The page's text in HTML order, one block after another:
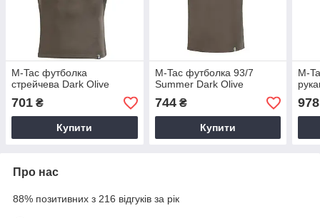
M-Tac футболка
стрейчева Dark Olive
701 ₴
Купити
M-Tac футболка 93/7
Summer Dark Olive
744₴
Купити
M-
978
Про нас
88% позитивних з 216 відгуків за рік